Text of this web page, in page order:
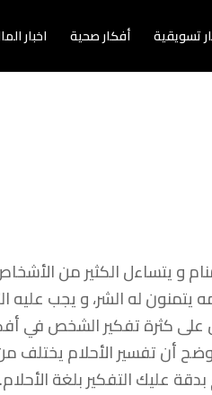
تسويقية أفكار صحية اخبار
و يتساءل الكثير من
له الشر، و يجب
كثرة تفكير الشخص في
أن تفسير الأحلام
عليك التفكير بلغة الأحلام.